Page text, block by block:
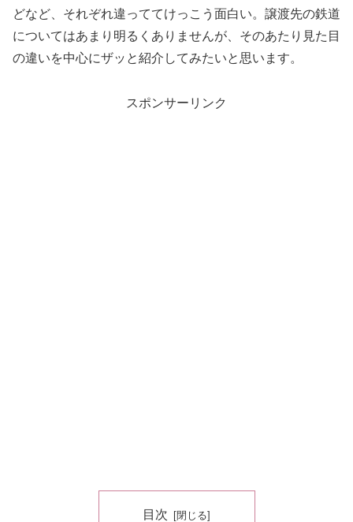
どなど、それぞれ違っててけっこう面白い。譲渡先の鉄道
についてはあまり明るくありませんが、そのあたり見た目
の違いを中心にザッと紹介してみたいと思います。
スポンサーリンク
目次